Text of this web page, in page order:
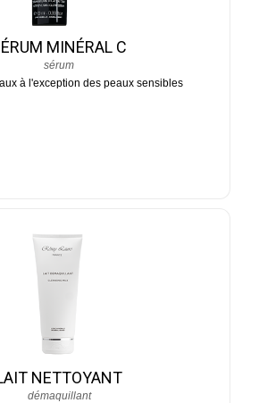
MINÉRAL C
sérum
à l'exception des peaux sensibles
NETTOYANT
démaquillant